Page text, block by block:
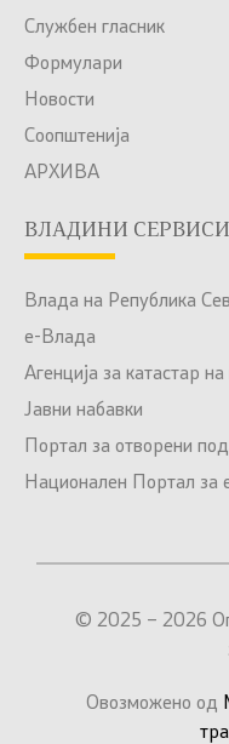
Службен гласник
Формулари
Новости
Соопштенија
АРХИВА
ВЛАДИНИ СЕРВИСИ
Влада на Република
е-Влада
Агенција за катастар
Јавни набавки
Портал за отворени
Национален Портал за
© 2025 – 2026
Овозможено од